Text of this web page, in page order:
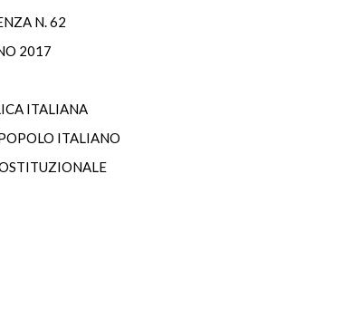
N. 62
2017
ITALIANA
ITALIANO